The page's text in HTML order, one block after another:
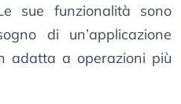
sue funzionalità sono
di un’applicazione
adatta a operazioni più